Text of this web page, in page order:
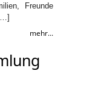
Freunde
mehr...